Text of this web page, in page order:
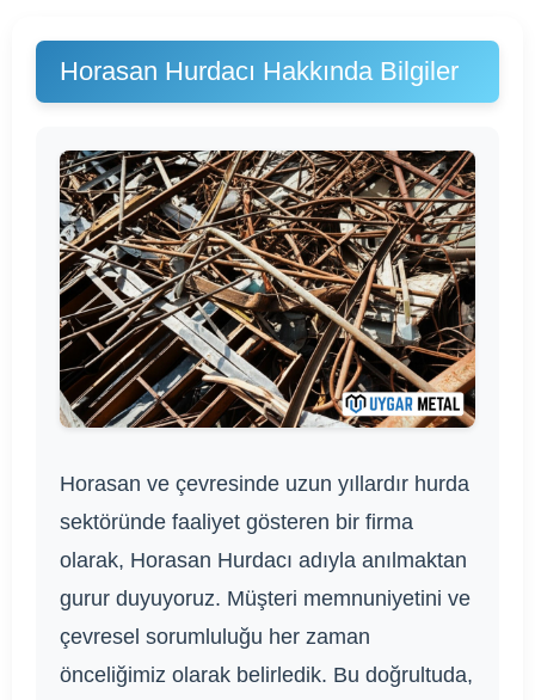
Horasan Hurdacı Hakkında Bilgiler
Horasan ve çevresinde uzun yıllardır hurda
sektöründe faaliyet gösteren bir firma
olarak, Horasan Hurdacı adıyla anılmaktan
gurur duyuyoruz. Müşteri memnuniyetini ve
çevresel sorumluluğu her zaman
önceliğimiz olarak belirledik. Bu doğrultuda,